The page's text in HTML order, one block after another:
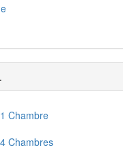
Chambre
Chambres